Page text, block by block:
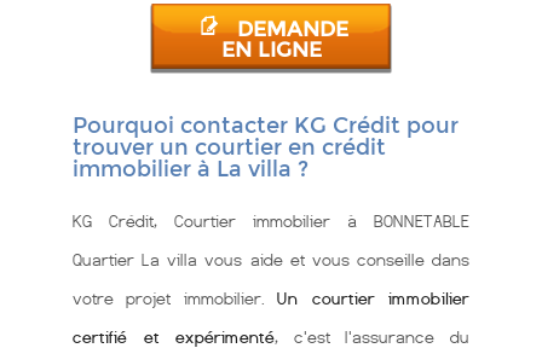
DEMANDE
EN LIGNE
Pourquoi contacter KG Crédit pour
trouver un courtier en crédit
immobilier à La villa ?
KG Crédit, Courtier immobilier à BONNETABLE
Quartier La villa vous aide et vous conseille dans
votre projet immobilier.Un courtier immobilier
certifié et expérimenté, c'est l'assurance du